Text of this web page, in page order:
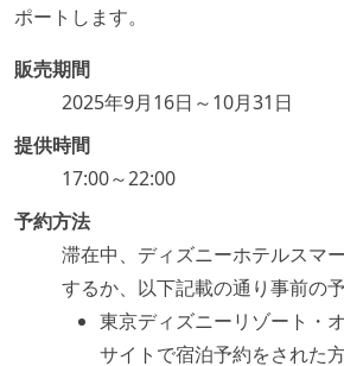
ポートします。
販売期間
2025年9月16日～10月31日
提供時間
17:00～22:00
予約方法
滞在中、ディズニーホテルスマ
するか、以下記載の通り事前の予
東京ディズニーリゾート・
サイトで宿泊予約をされた